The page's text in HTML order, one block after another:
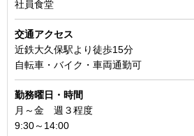
社員食堂
交通アクセス
近鉄大久保駅より徒歩15分
自転車・バイク・車両通勤可
勤務曜日・時間
月～金 週３程度
9:30～14:00